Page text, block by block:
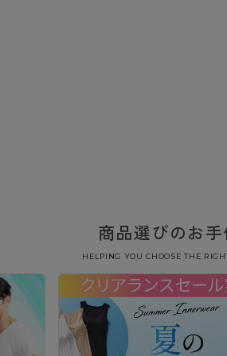
商品選びのお手
HELPING YOU CHOOSE THE